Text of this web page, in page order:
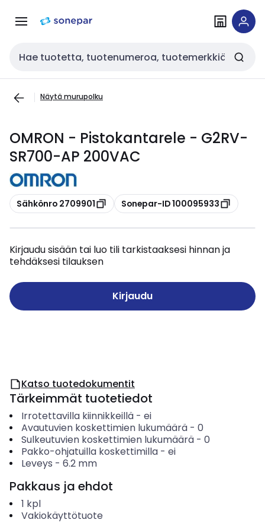
navigointiinsisältöön
Haku
Näytä murupolku
OMRON - Pistokantarele - G2RV-
SR700-AP 200VAC
Kopioi
Sähkönro 2709901 Kopioi
Sonepar-ID 100095933
Kirjaudu sisään tai luo tili tarkistaaksesi hinnan ja
tehdäksesi tilauksen
Kirjaudu
Katso tuotedokumentit
Tärkeimmät tuotetiedot
Irrotettavilla kiinnikkeillä- ei
Avautuvien koskettimien lukumäärä- 0
Sulkeutuvien koskettimien lukumäärä- 0
Pakko-ohjatuilla koskettimilla- ei
Leveys - 6.2 mm
Pakkaus ja ehdot
1 kpl
Vakiokäyttötuote